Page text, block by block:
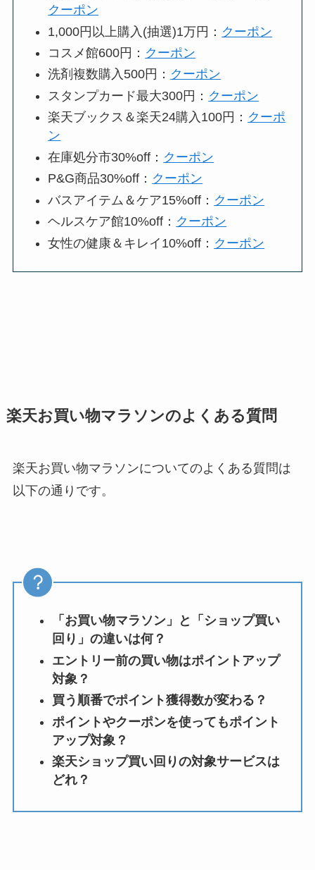
クーポン
1,000円以上購入(抽選)1万円： クーポン
コスメ館600円： クーポン
洗剤複数購入500円： クーポン
スタンプカード最大300円： クーポン
楽天ブックス＆楽天24購入100円： クーポ
ン
在庫処分市30%off： クーポン
P&G商品30%off： クーポン
バスアイテム＆ケア15%off： クーポン
ヘルスケア館10%off： クーポン
女性の健康＆キレイ10%off： クーポン
楽天お買い物マラソンのよくある質問
楽天お買い物マラソンについてのよくある質問は
以下の通りです。
「お買い物マラソン」と「ショップ買い
回り」の違いは何？
エントリー前の買い物はポイントアップ
対象？
買う順番でポイント獲得数が変わる？
ポイントやクーポンを使ってもポイント
アップ対象？
楽天ショップ買い回りの対象サービスは
どれ？